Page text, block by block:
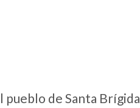
de Santa Brígida